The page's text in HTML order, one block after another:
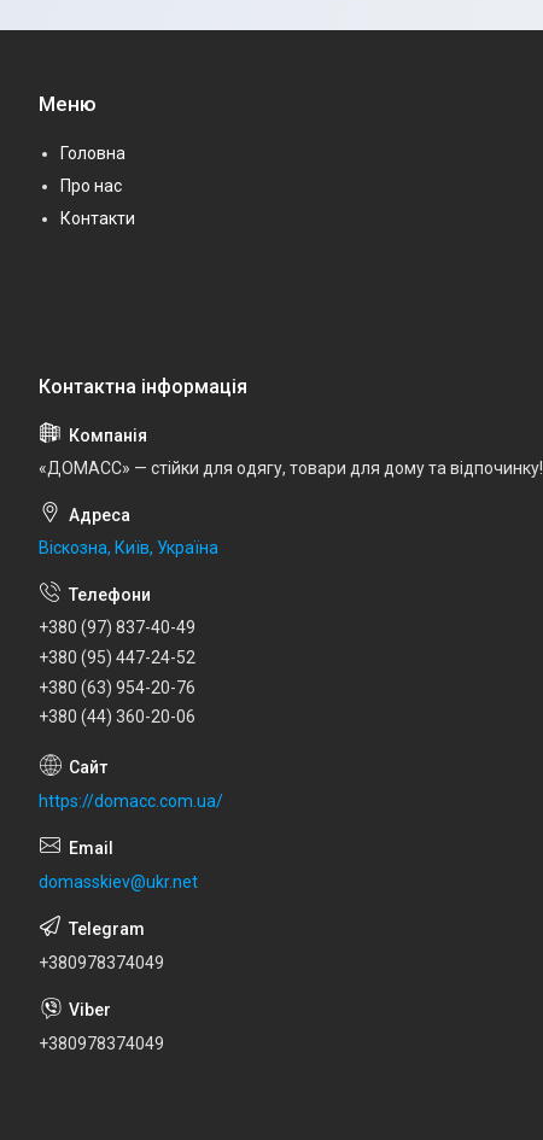
Меню
Головна
Про нас
Контакти
«ДОМАСС» — стійки для одягу, товари для дому та відпочинку!
Віскозна, Київ, Україна
+380 (97) 837-40-49
+380 (95) 447-24-52
+380 (63) 954-20-76
+380 (44) 360-20-06
https://domacc.com.ua/
domasskiev@ukr.net
+380978374049
+380978374049